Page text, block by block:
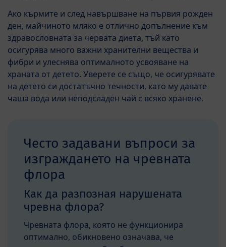
Ако кърмите и след навършване на първия рожден
ден, майчиното мляко е отлично допълнение към
здравословната за червата диета, тъй като
осигурява много важни хранителни вещества и
фибри и улеснява оптималното усвояване на
храната от детето. Уверете се също, че осигурявате
на детето си достатъчно течности, като му давате
чаша вода или неподсладен чай с всяко хранене.
Често задавани въпроси за
изграждането на чревната
флора
Как да разпозная нарушената
чревна флора?
Чревната флора, която не функционира
оптимално, обикновено означава, че